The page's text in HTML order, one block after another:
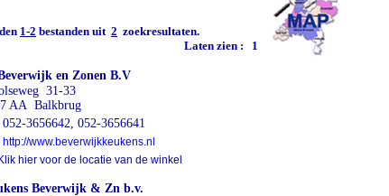
1-2 bestanden uit 2 zoekresultaten.
Laten zien :
1
en Zonen B.V
31-33
AA Balkbrug
052-3656642, 052-3656641
http://www.beverwijkkeukens.nl
hier voor de locatie van de winkel
Beverwijk & Zn b.v.